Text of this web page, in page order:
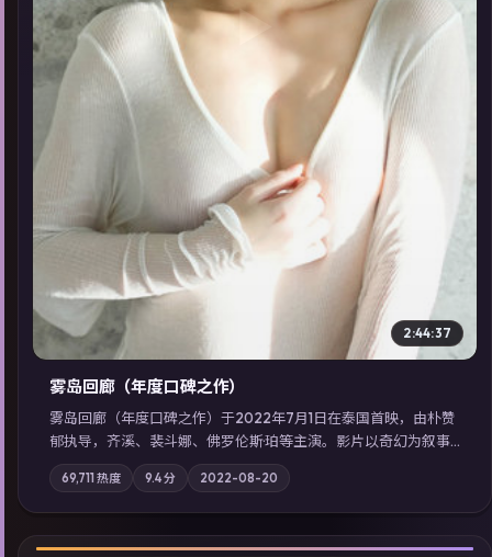
▶
2:44:37
雾岛回廊（年度口碑之作）
雾岛回廊（年度口碑之作）于2022年7月1日在泰国首映，由朴赞
郁执导，齐溪、裴斗娜、佛罗伦斯·珀等主演。影片以奇幻为叙事
主轴，边境小镇的平静被一封匿名信彻底打破；摄影与配乐强化
地域气质；站内亦可通过「国产免费观看高清电视剧在线看」延
展检索同类型高分佳作，畅享高清在线追剧体验。
69,711 热度 9.4分 2022-08-20